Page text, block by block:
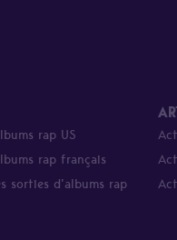
rap US
rap français
sorties d’albums rap